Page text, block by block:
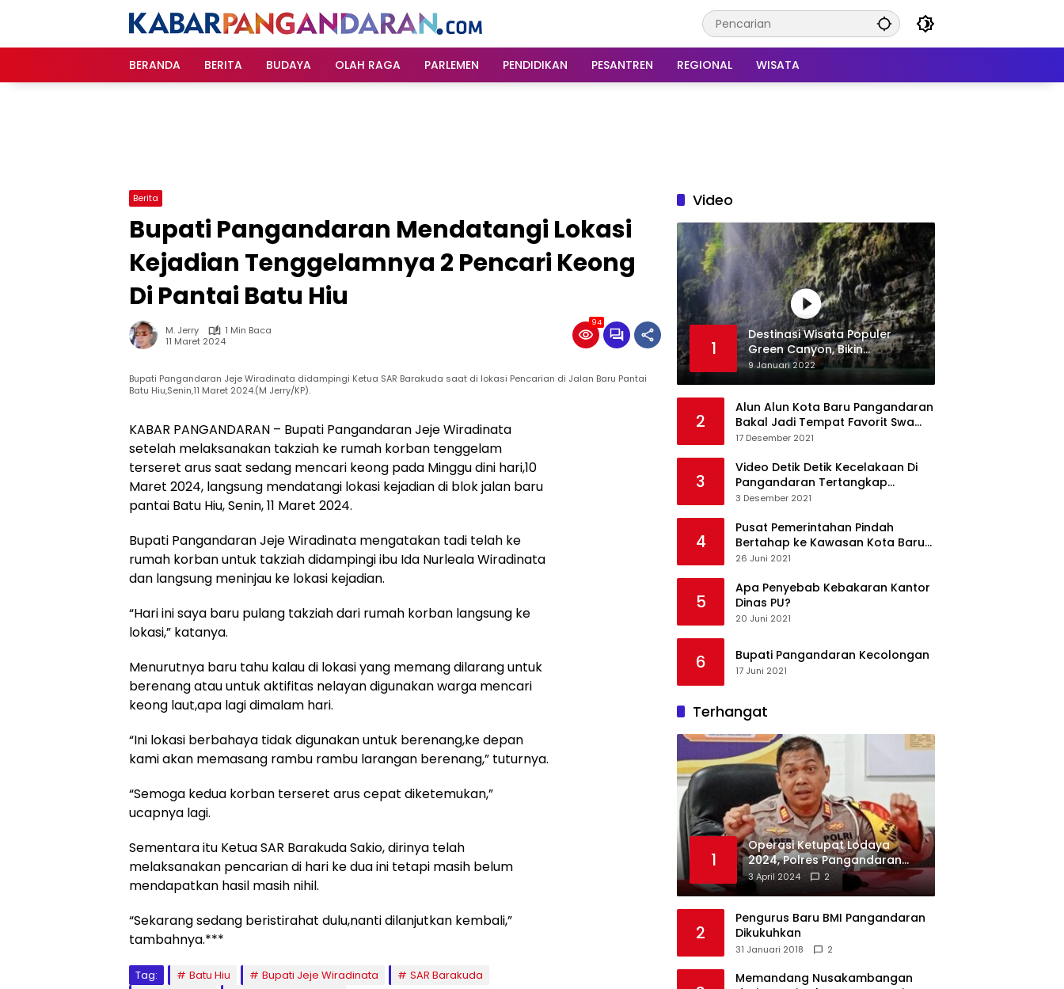
BERANDA
BERITA BUDAYA OLAH RAGA PARLEMEN PENDIDIKAN PESANTREN REGIONAL WISATA
Berita
Bupati Pangandaran Mendatangi Lokasi
Kejadian Tenggelamnya 2 Pencari Keong
Di Pantai Batu Hiu
M. Jerry
1 Min Baca
11 Maret 2024
94
Bupati Pangandaran Jeje Wiradinata didampingi Ketua SAR Barakuda saat di lokasi Pencarian di Jalan Baru Pantai
Batu Hiu,Senin,11 Maret 2024.(M Jerry/KP).
KABAR PANGANDARAN – Bupati Pangandaran Jeje Wiradinata
setelah melaksanakan takziah ke rumah korban tenggelam
terseret arus saat sedang mencari keong pada Minggu dini hari,10
Maret 2024, langsung mendatangi lokasi kejadian di blok jalan baru
pantai Batu Hiu, Senin, 11 Maret 2024.
Bupati Pangandaran Jeje Wiradinata mengatakan tadi telah ke
rumah korban untuk takziah didampingi ibu Ida Nurleala Wiradinata
dan langsung meninjau ke lokasi kejadian.
“Hari ini saya baru pulang takziah dari rumah korban langsung ke
lokasi,” katanya.
Menurutnya baru tahu kalau di lokasi yang memang dilarang untuk
berenang atau untuk aktifitas nelayan digunakan warga mencari
keong laut,apa lagi dimalam hari.
“Ini lokasi berbahaya tidak digunakan untuk berenang,ke depan
kami akan memasang rambu rambu larangan berenang,” tuturnya.
“Semoga kedua korban terseret arus cepat diketemukan,”
ucapnya lagi.
Sementara itu Ketua SAR Barakuda Sakio, dirinya telah
melaksanakan pencarian di hari ke dua ini tetapi masih belum
mendapatkan hasil masih nihil.
“Sekarang sedang beristirahat dulu,nanti dilanjutkan kembali,”
tambahnya.***
Tag: Batu Hiu Bupati Jeje Wiradinata
SAR Barakuda
Video
1
Destinasi Wisata Populer
Green Canyon, Bikin
Ketagihan Wisatawan
9 Januari 2022
2
Alun Alun Kota Baru Pangandaran
Bakal Jadi Tempat Favorit Swa
Foto Selfie
17 Desember 2021
3
Video Detik Detik Kecelakaan Di
Pangandaran Tertangkap
Kamera Handphone
3 Desember 2021
4
Pusat Pemerintahan Pindah
Bertahap ke Kawasan Kota Baru
Pangandaran
26 Juni 2021
5
Apa Penyebab Kebakaran Kantor
Dinas PU?
20 Juni 2021
6 Bupati Pangandaran Kecolongan
17 Juni 2021
Terhangat
1
Operasi Ketupat Lodaya
2024, Polres Pangandaran
Dirikan 12 Pos Pengamanan
3 April 2024 2
2
Pengurus Baru BMI Pangandaran
Dikukuhkan
31 Januari 2018 2
Memandang Nusakambangan